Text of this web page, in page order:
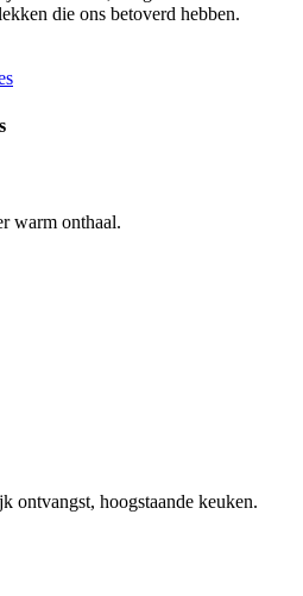
die ons betoverd hebben.
warm onthaal.
ontvangst, hoogstaande keuken.